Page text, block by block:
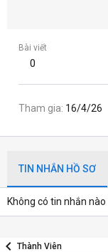
Bài viết
0
Tham gia 16/4/26
TIN NHẮN HỒ SƠ
Không có tin nhắn nào
Thành Viên